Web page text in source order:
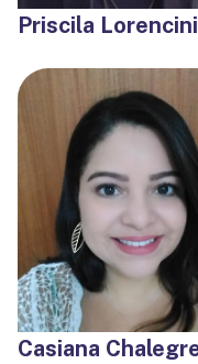
Priscila Lorencini
Casiana